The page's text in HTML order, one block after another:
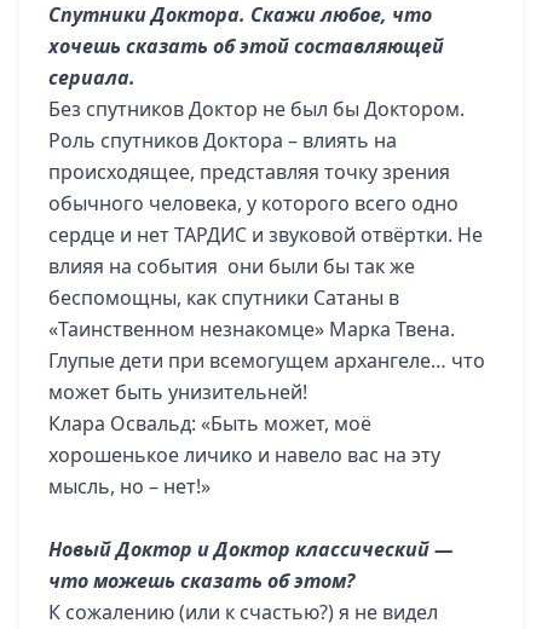
Спутники Доктора. Скажи любое, что
хочешь сказать об этой составляющей
сериала.
Без спутников Доктор не был бы Доктором.
Роль спутников Доктора – влиять на
происходящее, представляя точку зрения
обычного человека, у которого всего одно
сердце и нет ТАРДИС и звуковой отвёртки. Не
влияя на события они были бы так же
беспомощны, как спутники Сатаны в
«Таинственном незнакомце» Марка Твена.
Глупые дети при всемогущем архангеле… что
может быть унизительней!
Клара Освальд: «Быть может, моё
хорошенькое личико и навело вас на эту
мысль, но – нет!»
Новый Доктор и Доктор классический —
что можешь сказать об этом?
К сожалению (или к счастью?) я не видел